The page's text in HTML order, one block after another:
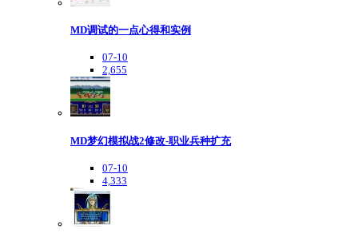
MD调试的一点心得和实例
07-10
2,655
MD梦幻模拟战2修改-职业兵种扩充
07-10
4,333